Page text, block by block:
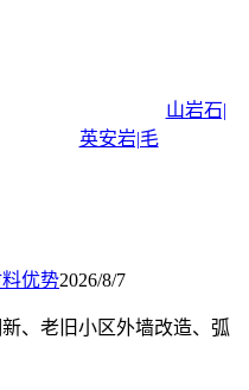
山岩石|
英安岩|毛
优势2026/8/7
、老旧小区外墙改造、弧